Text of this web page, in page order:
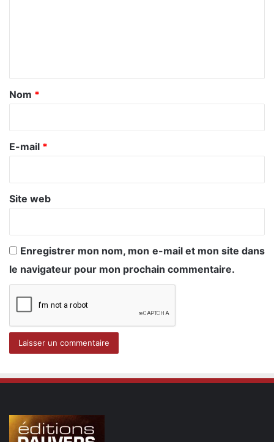
a
r
e
Nom *
E-mail *
Site web
Enregistrer mon nom, mon e-mail et mon site dans
le navigateur pour mon prochain commentaire.